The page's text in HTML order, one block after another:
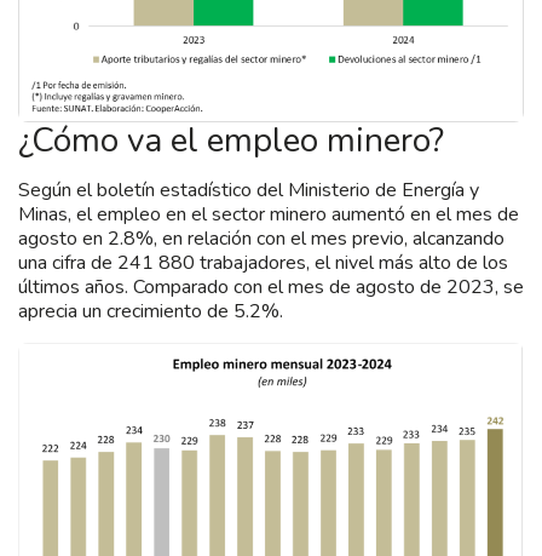
¿Cómo va el empleo minero?
Según el boletín estadístico del Ministerio de Energía y
Minas, el empleo en el sector minero aumentó en el mes de
agosto en 2.8%, en relación con el mes previo, alcanzando
una cifra de 241 880 trabajadores, el nivel más alto de los
últimos años. Comparado con el mes de agosto de 2023, se
aprecia un crecimiento de 5.2%.